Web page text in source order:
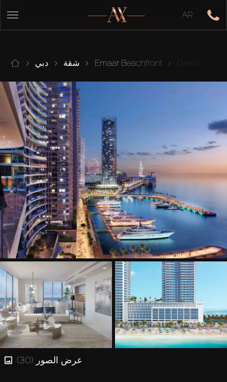
AR
دبي شقة Emaar Beachfront Damac Bay II
عرض الصور (30)